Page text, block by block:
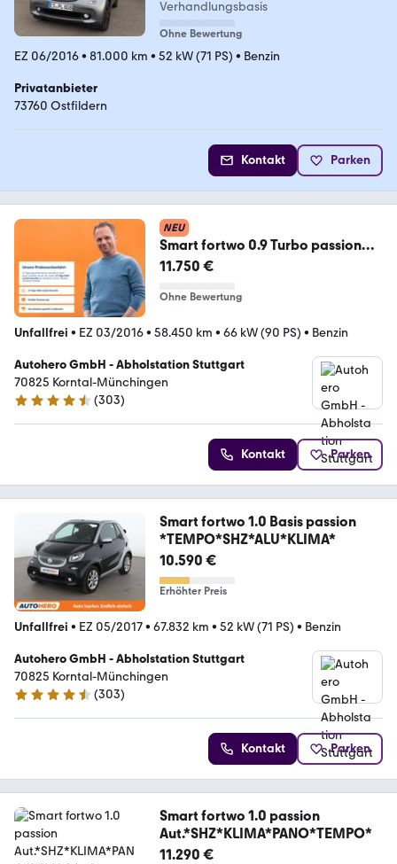
Verhandlungsbasis
Ohne Bewertung
EZ 06/2016• 81.000 km • 52 kW (71 PS) • Benzin
Privatanbieter
73760 Ostfildern
Kontakt Parken
NEU
Smart fortwo 0.9 Turbo passion
Aut.*NAVI*SHZ*KLIMA*
11.750 €
Ohne Bewertung
Unfallfrei • EZ 03/2016• 58.450 km • 66 kW (90 PS) • Benzin
Autohero GmbH - Abholstation Stuttgart
70825 Korntal-Münchingen
4.4 Sterne
(303)
Kontakt Parken
Smart fortwo 1.0 Basis passion
*TEMPO*SHZ*ALU*KLIMA*
10.590 €
Erhöhter Preis
Unfallfrei • EZ 05/2017• 67.832 km • 52 kW (71 PS) • Benzin
Autohero GmbH - Abholstation Stuttgart
70825 Korntal-Münchingen
4.4 Sterne
(303)
Kontakt Parken
Smart fortwo 1.0 passion
Aut.*SHZ*KLIMA*PANO*TEMPO*
11.290 €